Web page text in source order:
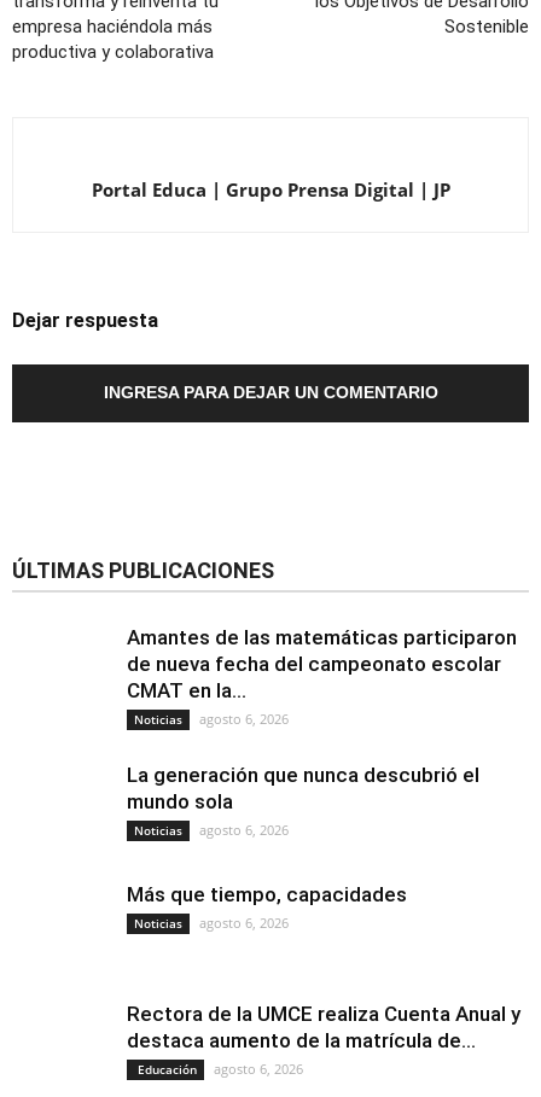
empresa haciéndola más
productiva y colaborativa
Sostenible
Portal Educa | Grupo Prensa Digital | JP
Dejar respuesta
INGRESA PARA DEJAR UN COMENTARIO
ÚLTIMAS PUBLICACIONES
Amantes de las matemáticas participaron
de nueva fecha del campeonato escolar
CMAT en la...
Noticias agosto 6, 2026
La generación que nunca descubrió el
mundo sola
Noticias agosto 6, 2026
Más que tiempo, capacidades
Noticias agosto 6, 2026
Rectora de la UMCE realiza Cuenta Anual y
destaca aumento de la matrícula de...
Educación agosto 6, 2026